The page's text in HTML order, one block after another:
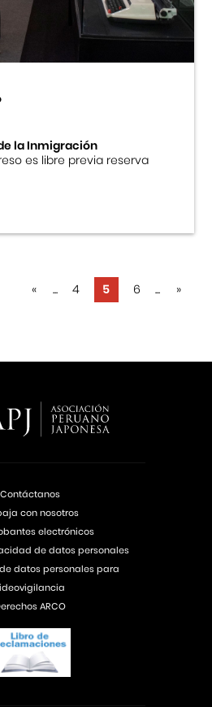
la Inmigración
es libre previa reserva
« ... 4 5 6 ... »
Contáctanos
con nosotros
electrónicos
de datos personales
datos personales para
ARCO